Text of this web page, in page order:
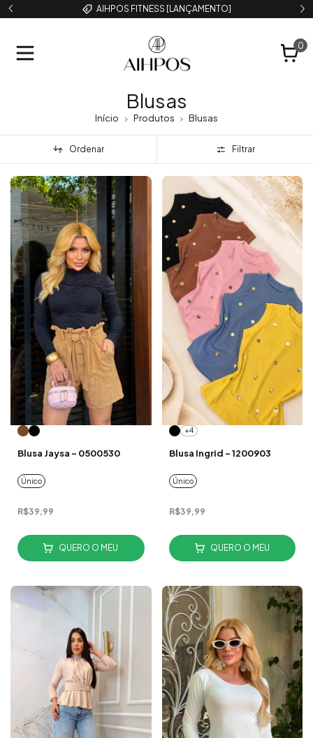
AIHPOS FITNESS [LANÇAMENTO]
0
Blusas
Início Produtos Blusas
Ordenar Filtrar
Blusa Jaysa - 0500530
Único
R$39,99
QUERO O MEU
+4
Blusa Ingrid - 1200903
Único
R$39,99
QUERO O MEU